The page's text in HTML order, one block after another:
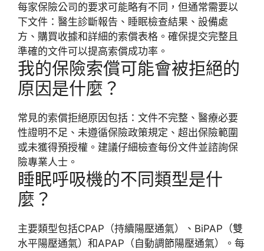
每家保險公司的要求可能略有不同，但通常需要以
下文件：醫生診斷報告、睡眠檢查結果、設備處
方、購買收據和詳細的索償表格。確保提交完整且
準確的文件可以提高索償成功率。
我的保險索償可能會被拒絕的
原因是什麼？
常見的索償拒絕原因包括：文件不完整、醫療必要
性證明不足、未遵循保險政策規定、超出保險範圍
或未獲得預授權。建議仔細檢查每份文件並諮詢保
險專業人士。
睡眠呼吸機的不同類型是什
麼？
主要類型包括CPAP（持續陽壓通氣）、BiPAP（雙
水平陽壓通氣）和APAP（自動調節陽壓通氣）。每